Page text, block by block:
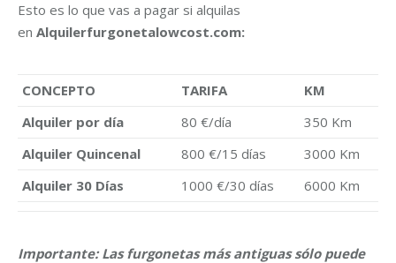
Esto es lo que vas a pagar si alquilas
en Alquilerfurgonetalowcost.com:
CONCEPTO TARIFA
KM
Alquiler por día
80 €/día
350 Km
Alquiler Quincenal
800 €/15 días
3000 Km
Alquiler 30 Días
1000 €/30 días 6000 Km
Importante: Las furgonetas más antiguas sólo puede